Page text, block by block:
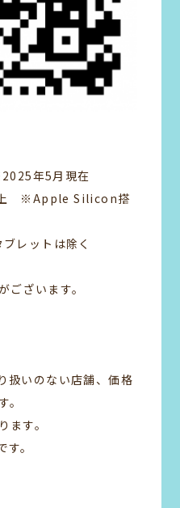
年5月現在
上 ※Apple Silicon搭
レットは除く
ざいます。
扱いのない店舗、価格
す。
。